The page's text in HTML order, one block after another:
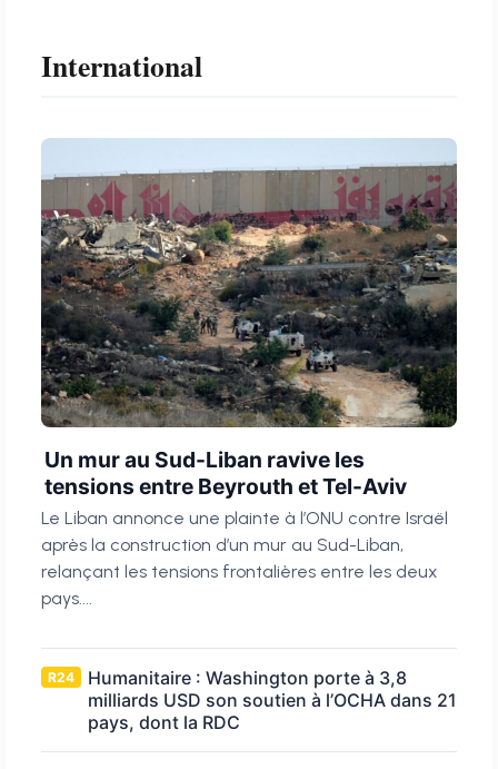
International
Un mur au Sud-Liban ravive les
tensions entre Beyrouth et Tel-Aviv
Le Liban annonce une plainte à l’ONU contre Israël
après la construction d’un mur au Sud-Liban,
relançant les tensions frontalières entre les deux
pays....
R24
Humanitaire : Washington porte à 3,8
milliards USD son soutien à l’OCHA dans 21
pays, dont la RDC